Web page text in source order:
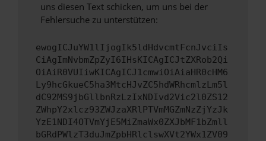
uns diesen Text schicken, um uns bei der
Fehlersuche zu unterstützen:
ewogICJuYW1lIjogIk5ldHdvcmtFcnJvciIs
CiAgImNvbmZpZyI6IHsKICAgICJtZXRob2Qi
OiAiR0VUIiwKICAgICJ1cmwiOiAiaHR0cHM6
Ly9hcGkueC5ha3MtcHJvZC5hdWRhcmlzLm5l
dC92MS9jbGllbnRzLzIxNDIvd2Vic2l0ZS12
ZWhpY2xlcz93ZWJzaXRlPTVmMGZmNzZjYzJk
YzE1NDI4OTVmYjE5MiZmaWx0ZXJbMF1bZmll
bGRdPWlzT3duJmZpbHRlclswXVt2YWx1ZV09